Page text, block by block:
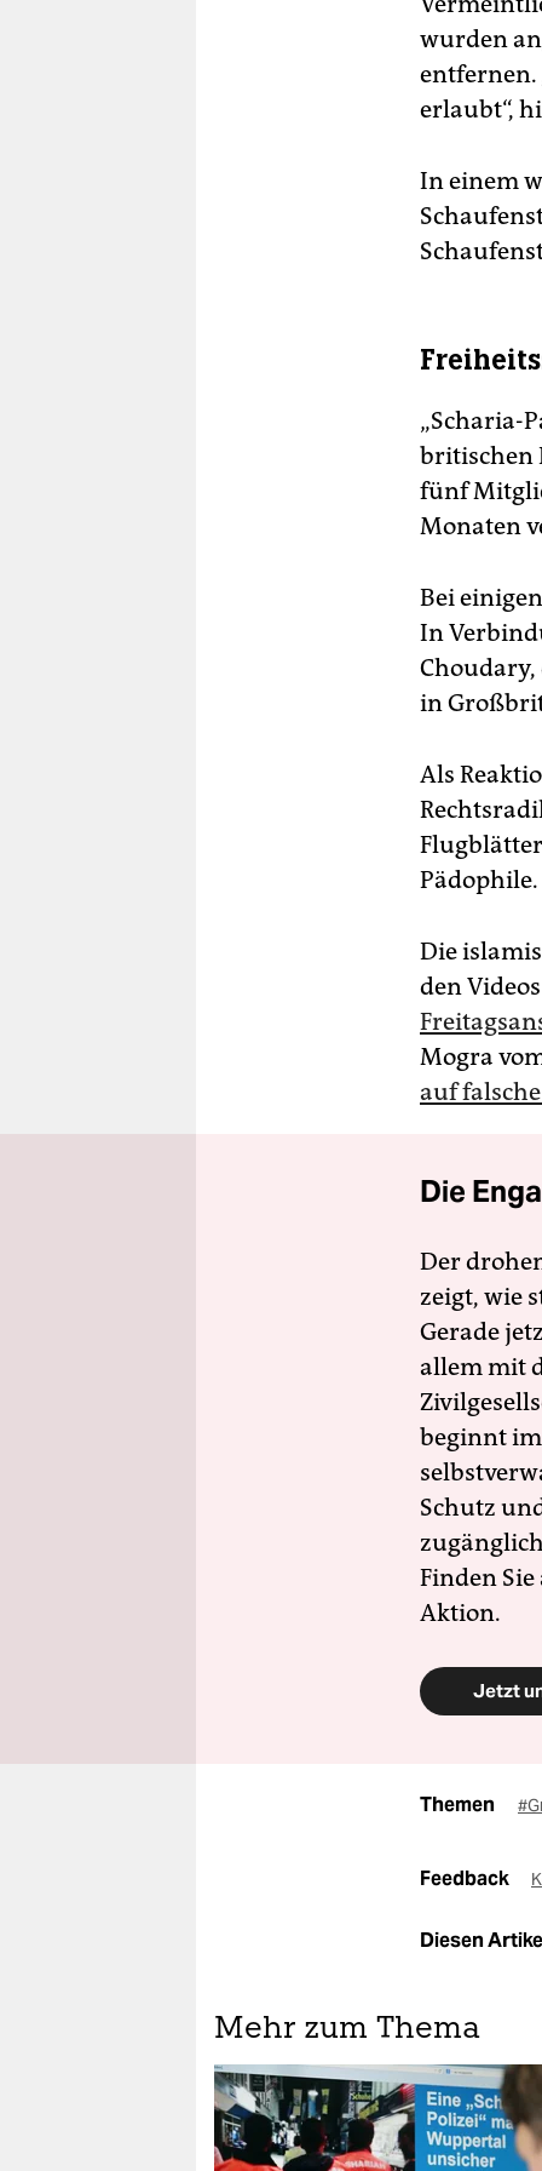
wurden
entfernen.
erlaubt“,
In einem
„Scharia-
britischen
fünf
Monaten
Bei
In
in
Als
Pädophile.
Die
den
Mogra
auf
Die
Der
zeigt, wie
Gerade
allem mit
beginnt
Schutz
Finden
Aktion.
Jetzt
Themen
Feedback
Diesen
Mehr zum Thema